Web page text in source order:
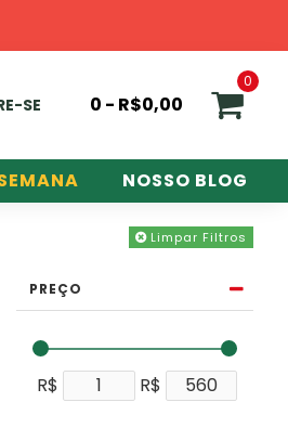
SE 0 - R$0,00
0
NOSSO BLOG
Limpar Filtros
PREÇO
R$ R$